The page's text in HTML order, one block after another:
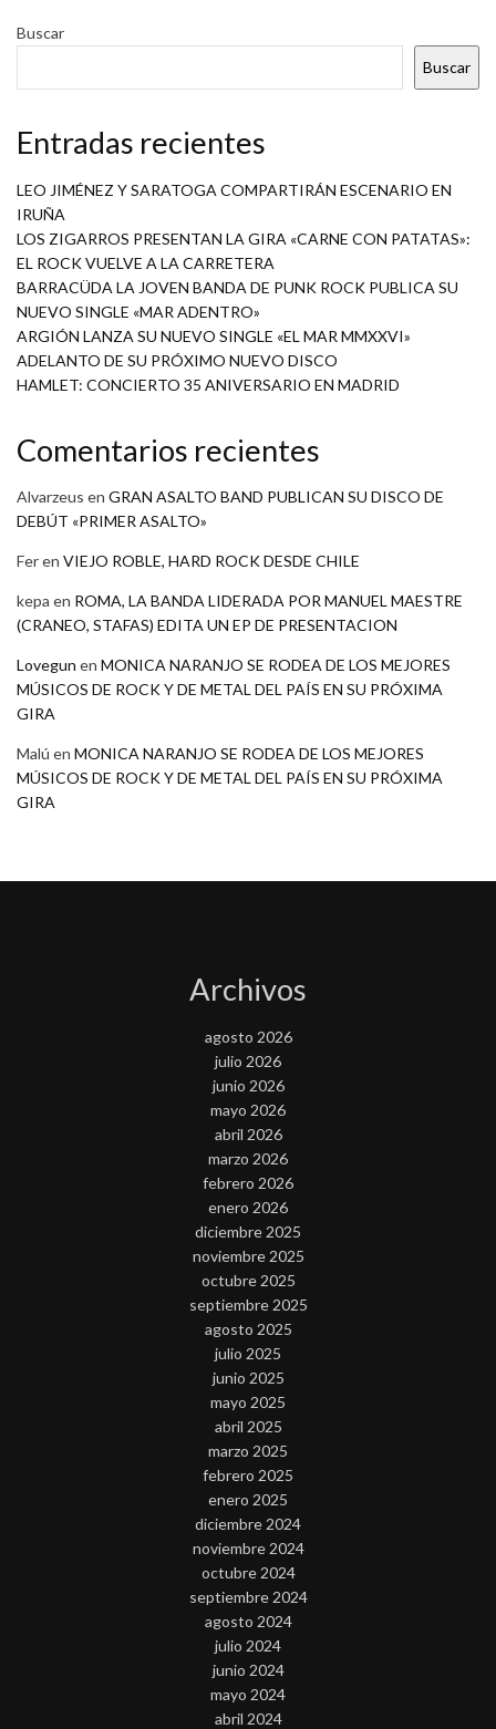
Buscar
Buscar
Entradas recientes
LEO JIMÉNEZ Y SARATOGA COMPARTIRÁN ESCENARIO EN
IRUÑA
LOS ZIGARROS PRESENTAN LA GIRA «CARNE CON PATATAS»:
EL ROCK VUELVE A LA CARRETERA
BARRACÜDA LA JOVEN BANDA DE PUNK ROCK PUBLICA SU
NUEVO SINGLE «MAR ADENTRO»
ARGIÓN LANZA SU NUEVO SINGLE «EL MAR MMXXVI»
ADELANTO DE SU PRÓXIMO NUEVO DISCO
HAMLET: CONCIERTO 35 ANIVERSARIO EN MADRID
Comentarios recientes
Alvarzeus en GRAN ASALTO BAND PUBLICAN SU DISCO DE
DEBÚT «PRIMER ASALTO»
Feren VIEJO ROBLE, HARD ROCK DESDE CHILE
kepa en ROMA, LA BANDA LIDERADA POR MANUEL MAESTRE
(CRANEO, STAFAS) EDITA UN EP DE PRESENTACION
Lovegun en MONICA NARANJO SE RODEA DE LOS MEJORES
MÚSICOS DE ROCK Y DE METAL DEL PAÍS EN SU PRÓXIMA
GIRA
Malú en MONICA NARANJO SE RODEA DE LOS MEJORES
MÚSICOS DE ROCK Y DE METAL DEL PAÍS EN SU PRÓXIMA
GIRA
Archivos
agosto 2026
julio 2026
junio 2026
mayo 2026
abril 2026
marzo 2026
febrero 2026
enero 2026
diciembre 2025
noviembre 2025
octubre 2025
septiembre 2025
agosto 2025
julio 2025
junio 2025
mayo 2025
abril 2025
marzo 2025
febrero 2025
enero 2025
diciembre 2024
noviembre 2024
octubre 2024
septiembre 2024
agosto 2024
julio 2024
junio 2024
mayo 2024
abril 2024